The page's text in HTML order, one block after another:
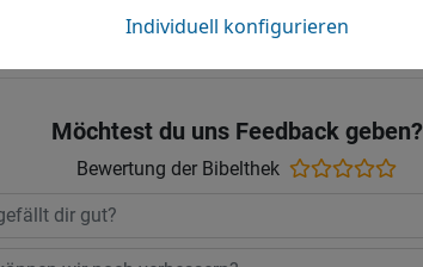
Möchtest du uns Feedback geben?
Bewertung der Bibelthek